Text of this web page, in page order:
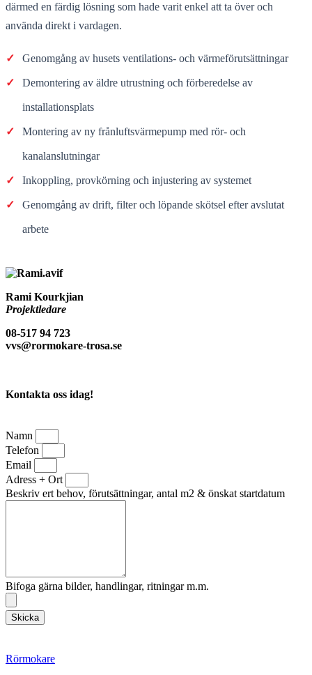
därmed en färdig lösning som hade varit enkel att ta över och
använda direkt i vardagen.
✓ Genomgång av husets ventilations- och värmeförutsättningar
✓ Demontering av äldre utrustning och förberedelse av
installationsplats
✓ Montering av ny frånluftsvärmepump med rör- och
kanalanslutningar
✓ Inkoppling, provkörning och injustering av systemet
✓ Genomgång av drift, filter och löpande skötsel efter avslutat
arbete
Rami Kourkjian
Projektledare
08-517 94 723
vvs@rormokare-trosa.se
Kontakta oss idag!
Namn
Telefon
Email
Adress + Ort
Beskriv ert behov, förutsättningar, antal m2 & önskat startdatum
Bifoga gärna bilder, handlingar, ritningar m.m.
Skicka
Rörmokare